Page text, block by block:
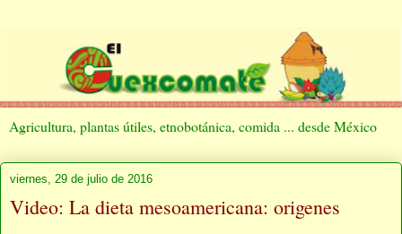
Agricultura, plantas útiles, etnobotánica, comida ... desde México
viernes, 29 de julio de 2016
Video: La dieta mesoamericana: origenes